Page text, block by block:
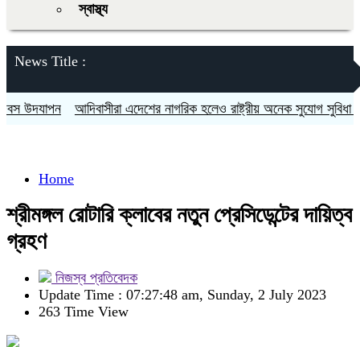
স্বাস্থ্য
News Title :
উদযাপন আদিবাসীরা এদেশের নাগরিক হলেও রাষ্ট্রীয় অনেক সুযোগ সুবিধা
Home
শ্রীমঙ্গল রোটারি ক্লাবের নতুন প্রেসিডেন্টের দায়িত্ব
গ্রহণ
নিজস্ব প্রতিবেদক
Update Time : 07:27:48 am, Sunday, 2 July 2023
263 Time View